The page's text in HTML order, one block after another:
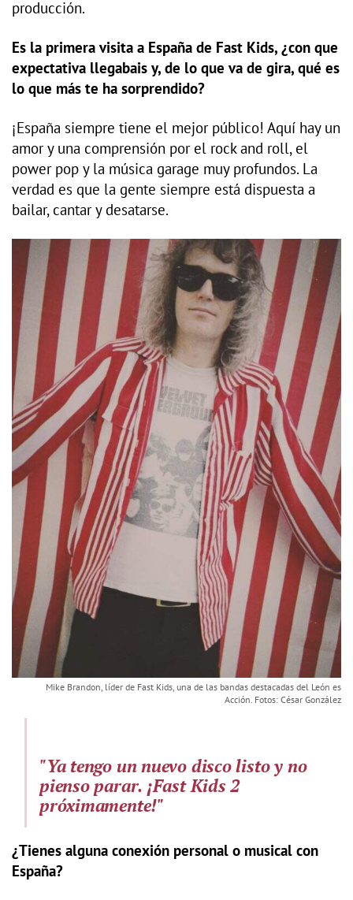
producción.
Es la primera visita a España de Fast Kids, ¿con que
expectativa llegabais y, de lo que va de gira, qué es
lo que más te ha sorprendido?
¡España siempre tiene el mejor público! Aquí hay un
amor y una comprensión por el rock and roll, el
power pop y la música garage muy profundos. La
verdad es que la gente siempre está dispuesta a
bailar, cantar y desatarse.
Mike Brandon, líder de Fast Kids, una de las bandas destacadas del León es
Acción. Fotos: César González
"Ya tengo un nuevo disco listo y no
pienso parar. ¡Fast Kids 2
próximamente!"
¿Tienes alguna conexión personal o musical con
España?